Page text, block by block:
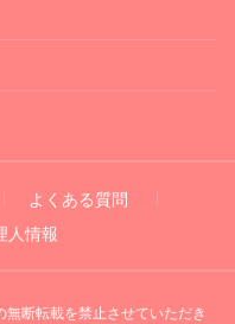
よくある質問
人情報
断転載を禁止させていただき